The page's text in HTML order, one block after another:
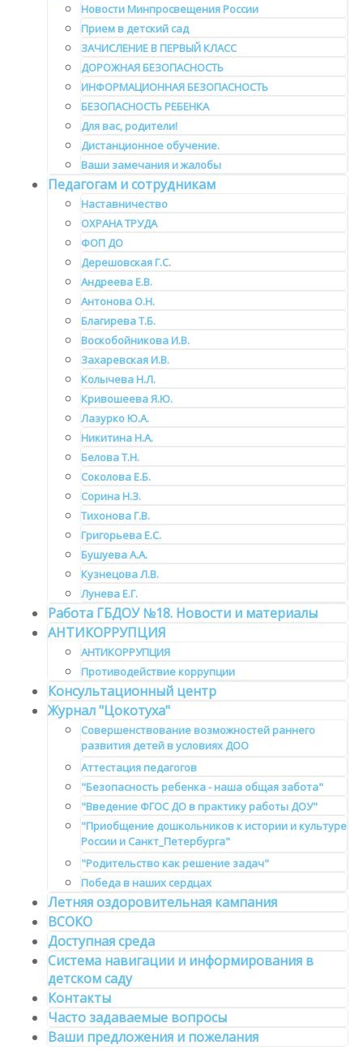
Новости Минпросвещения России
Прием в детский сад
ЗАЧИСЛЕНИЕ В ПЕРВЫЙ КЛАСС
ДОРОЖНАЯ БЕЗОПАСНОСТЬ
ИНФОРМАЦИОННАЯ БЕЗОПАСНОСТЬ
БЕЗОПАСНОСТЬ РЕБЕНКА
Для вас, родители!
Дистанционное обучение.
Ваши замечания и жалобы
Педагогам и сотрудникам
Наставничество
ОХРАНА ТРУДА
ФОП ДО
Дерешовская Г.С.
Андреева Е.В.
Антонова О.Н.
Благирева Т.Б.
Воскобойникова И.В.
Захаревская И.В.
Колычева Н.Л.
Кривошеева Я.Ю.
Лазурко Ю.А.
Никитина Н.А.
Белова Т.Н.
Соколова Е.Б.
Сорина Н.З.
Тихонова Г.В.
Григорьева Е.С.
Бушуева А.А.
Кузнецова Л.В.
Лунева Е.Г.
Работа ГБДОУ №18. Новости и материалы
АНТИКОРРУПЦИЯ
АНТИКОРРУПЦИЯ
Противодействие коррупции
Консультационный центр
Журнал "Цокотуха"
Совершенствование возможностей раннего
развития детей в условиях ДОО
Аттестация педагогов
"Безопасность ребенка - наша общая забота"
"Введение ФГОС ДО в практику работы ДОУ"
"Приобщение дошкольников к истории и культуре
России и Санкт_Петербурга"
"Родительство как решение задач"
Победа в наших сердцах
Летняя оздоровительная кампания
ВСОКО
Доступная среда
Система навигации и информирования в
детском саду
Контакты
Часто задаваемые вопросы
Ваши предложения и пожелания